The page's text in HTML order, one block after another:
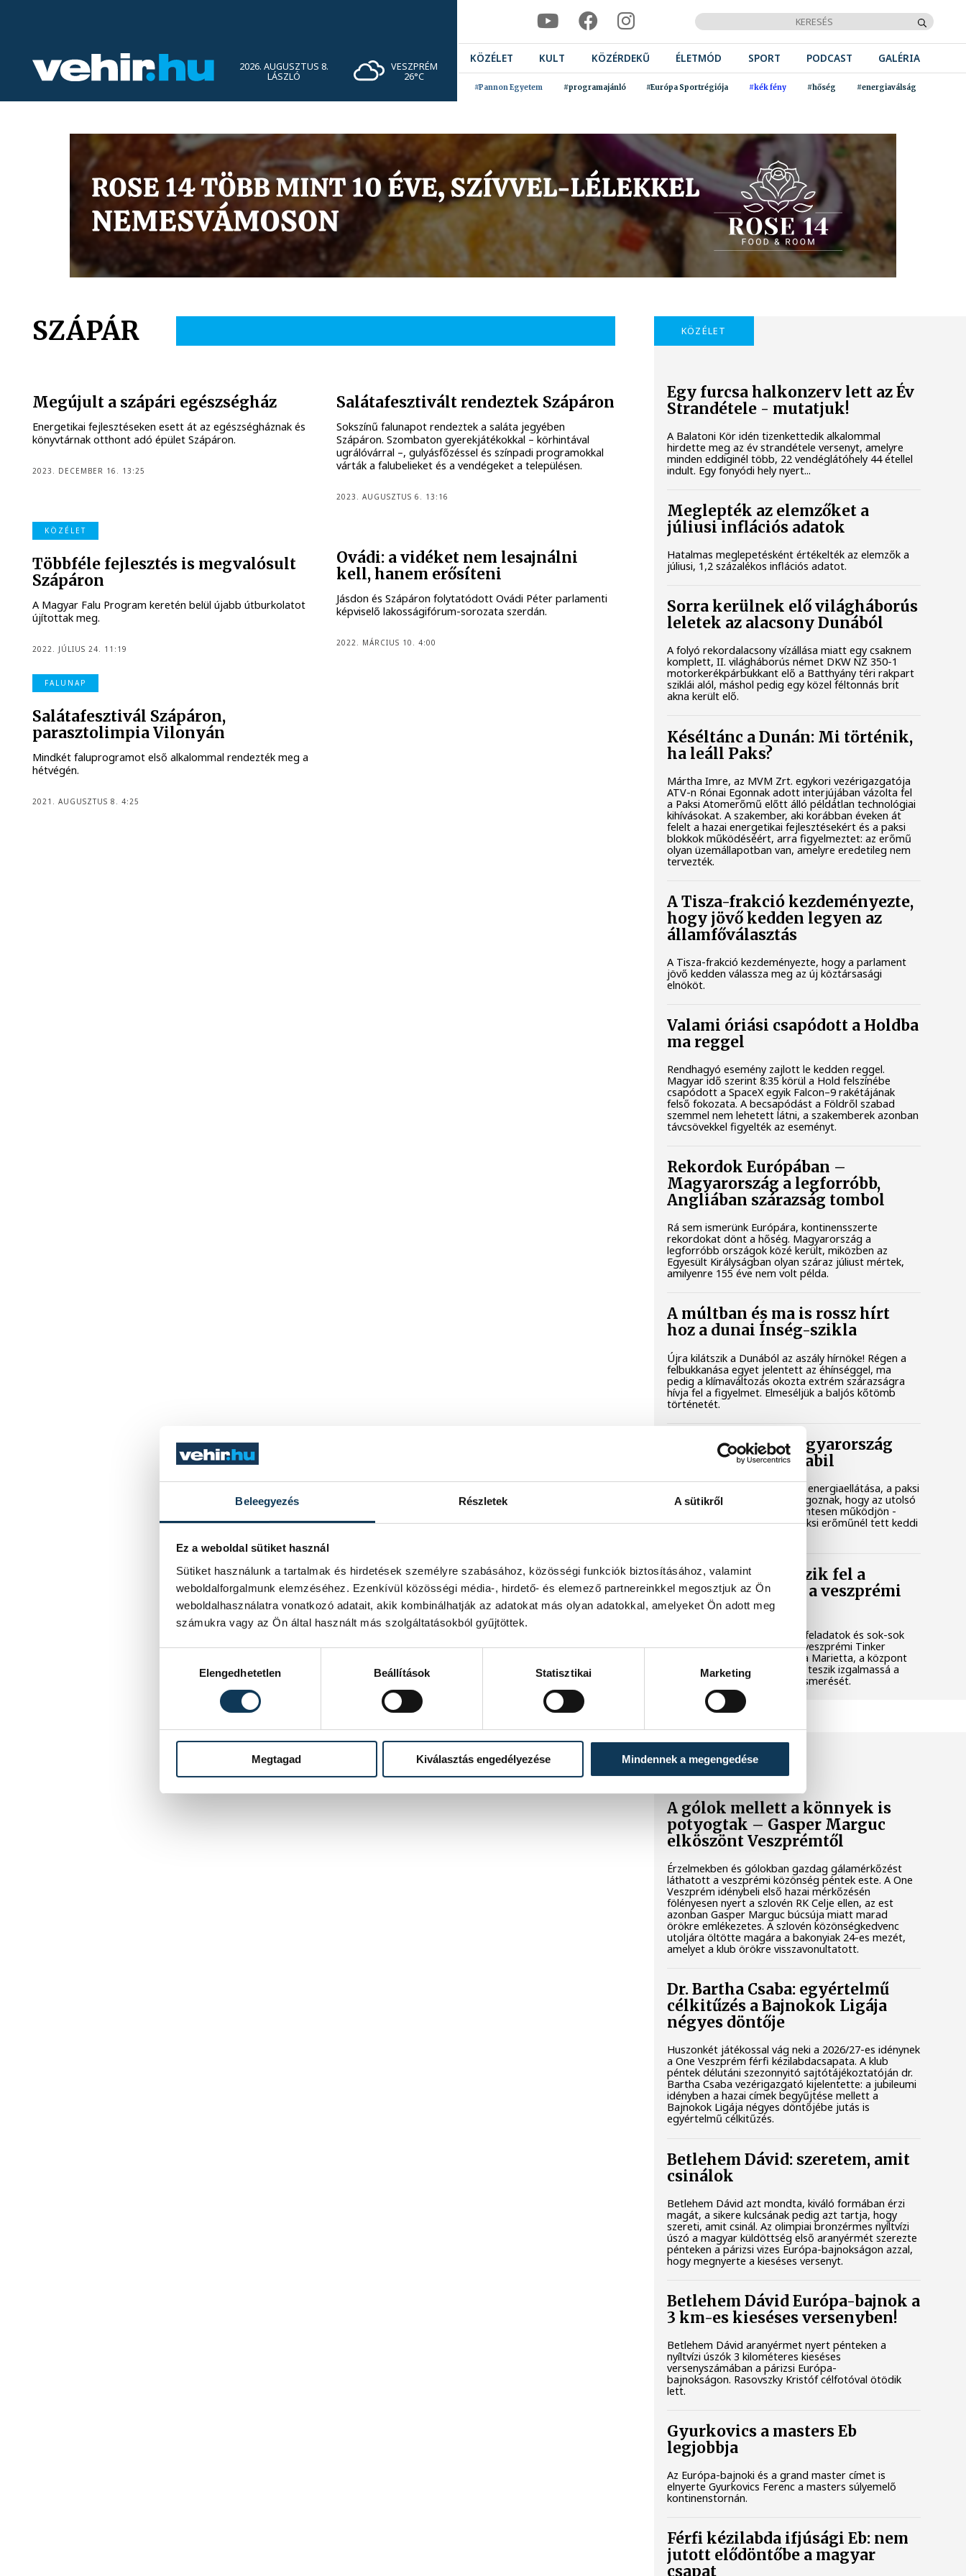
Beleegyezés Részletek A sütikről
Ez a weboldal sütiket használ
Sütiket használunk a tartalmak és hirdetések személyre szabásához, közösségi funkciók biztosításához, valamint
weboldalforgalmunk elemzéséhez. Ezenkívül közösségi média-, hirdető- és elemező partnereinkkel megosztjuk az Ön
weboldalhasználatra vonatkozó adatait, akik kombinálhatják az adatokat más olyan adatokkal, amelyeket Ön adott meg
számukra vagy az Ön által használt más szolgáltatásokból gyűjtöttek.
Elengedhetetlen
Beállítások Statisztikai Marketing
Megtagad Kiválasztás engedélyezése Mindennek a megengedése
2026. AUGUSZTUS 8.
LÁSZLÓ
VESZPRÉM
26°C
KÖZÉLET KULT KÖZÉRDEKŰ ÉLETMÓD SPORT PODCAST GALÉRIA
#Pannon Egyetem #programajánló #Európa Sportrégiója #kék fény #hőség #energiaválság
SZÁPÁR
Megújult a szápári egészségház
Energetikai fejlesztéseken esett át az egészségháznak és
könyvtárnak otthont adó épület Szápáron.
2023. DECEMBER 16. 13:25
Salátafesztivált rendeztek Szápáron
Sokszínű falunapot rendeztek a saláta jegyében
Szápáron. Szombaton gyerekjátékokkal – körhintával
ugrálóvárral –, gulyásfőzéssel és színpadi programokkal
várták a falubelieket és a vendégeket a településen.
2023. AUGUSZTUS 6. 13:16
KÖZÉLET
Többféle fejlesztés is megvalósult
Szápáron
A Magyar Falu Program keretén belül újabb útburkolatot
újítottak meg.
2022. JÚLIUS 24. 11:19
Ovádi: a vidéket nem lesajnálni
kell, hanem erősíteni
Jásdon és Szápáron folytatódott Ovádi Péter parlamenti
képviselő lakosságifórum-sorozata szerdán.
2022. MÁRCIUS 10. 4:00
FALUNAP
Salátafesztivál Szápáron,
parasztolimpia Vilonyán
Mindkét faluprogramot első alkalommal rendezték meg a
hétvégén.
2021. AUGUSZTUS 8. 4:25
KÖZÉLET
Egy furcsa halkonzerv lett az Év
Strandétele - mutatjuk!
A Balatoni Kör idén tizenkettedik alkalommal
hirdette meg az év strandétele versenyt, amelyre
minden eddiginél több, 22 vendéglátóhely 44 étellel
indult. Egy fonyódi hely nyert...
Meglepték az elemzőket a
júliusi inflációs adatok
Hatalmas meglepetésként értékelték az elemzők a
júliusi, 1,2 százalékos inflációs adatot.
Sorra kerülnek elő világháborús
leletek az alacsony Dunából
A folyó rekordalacsony vízállása miatt egy csaknem
komplett, II. világháborús német DKW NZ 350-1
motorkerékpárbukkant elő a Batthyány téri rakpart
sziklái alól, máshol pedig egy közel féltonnás brit
akna került elő.
Késéltánc a Dunán: Mi történik,
ha leáll Paks?
Mártha Imre, az MVM Zrt. egykori vezérigazgatója
ATV-n Rónai Egonnak adott interjújában vázolta fel
a Paksi Atomerőmű előtt álló példátlan technológiai
kihívásokat. A szakember, aki korábban éveken át
felelt a hazai energetikai fejlesztésekért és a paksi
blokkok működéséért, arra figyelmeztet: az erőmű
olyan üzemállapotban van, amelyre eredetileg nem
tervezték.
A Tisza-frakció kezdeményezte,
hogy jövő kedden legyen az
államfőválasztás
A Tisza-frakció kezdeményezte, hogy a parlament
jövő kedden válassza meg az új köztársasági
elnököt.
Valami óriási csapódott a Holdba
ma reggel
Rendhagyó esemény zajlott le kedden reggel.
Magyar idő szerint 8:35 körül a Hold felszínébe
csapódott a SpaceX egyik Falcon–9 rakétájának
felső fokozata. A becsapódást a Földről szabad
szemmel nem lehetett látni, a szakemberek azonban
távcsövekkel figyelték az eseményt.
Rekordok Európában –
Magyarország a legforróbb,
Angliában szárazság tombol
Rá sem ismerünk Európára, kontinensszerte
rekordokat dönt a hőség. Magyarország a
legforróbb országok közé került, miközben az
Egyesült Királyságban olyan száraz júliust mértek,
amilyenre 155 éve nem volt példa.
A múltban és ma is rossz hírt
hoz a dunai Ínség-szikla
Újra kilátszik a Dunából az aszály hírnöke! Régen a
felbukkanása egyet jelentett az éhínséggel, ma
pedig a klímaváltozás okozta extrém szárazságra
hívja fel a figyelmet. Elmeséljük a baljós kőtömb
történetét.
Magyar Péter: Magyarország
energiaellátása stabil
Jelenleg stabil Magyarország energiaellátása, a paksi
erőmű munkatársai azon dolgoznak, hogy az utolsó
még termelő turbina hibamentesen működjön -
közölte a miniszterelnök a paksi erőműnél tett keddi
Játék közben fedezik fel a
tudomány világát a veszprémi
gyerekek
Látványos kísérletek, kreatív feladatok és sok-sok
élmény várja a gyerekeket a veszprémi Tinker
Labsben. Videónkban Balassa Marietta, a központ
vezetője mutatja be, hogyan teszik izgalmassá a
természettudományok megismerését.
A gólok mellett a könnyek is
potyogtak – Gasper Marguc
elköszönt Veszprémtől
Érzelmekben és gólokban gazdag gálamérkőzést
láthatott a veszprémi közönség péntek este. A One
Veszprém idénybeli első hazai mérkőzésén
fölényesen nyert a szlovén RK Celje ellen, az est
azonban Gasper Marguc búcsúja miatt marad
örökre emlékezetes. A szlovén közönségkedvenc
utoljára öltötte magára a bakonyiak 24-es mezét,
amelyet a klub örökre visszavonultatott.
Dr. Bartha Csaba: egyértelmű
célkitűzés a Bajnokok Ligája
négyes döntője
Huszonkét játékossal vág neki a 2026/27-es idénynek
a One Veszprém férfi kézilabdacsapata. A klub
péntek délutáni szezonnyitó sajtótájékoztatóján dr.
Bartha Csaba vezérigazgató kijelentette: a jubileumi
idényben a hazai címek begyűjtése mellett a
Bajnokok Ligája négyes döntőjébe jutás is
egyértelmű célkitűzés.
Betlehem Dávid: szeretem, amit
csinálok
Betlehem Dávid azt mondta, kiváló formában érzi
magát, a sikere kulcsának pedig azt tartja, hogy
szereti, amit csinál. Az olimpiai bronzérmes nyíltvízi
úszó a magyar küldöttség első aranyérmét szerezte
pénteken a párizsi vizes Európa-bajnokságon azzal,
hogy megnyerte a kieséses versenyt.
Betlehem Dávid Európa-bajnok a
3 km-es kieséses versenyben!
Betlehem Dávid aranyérmet nyert pénteken a
nyíltvízi úszók 3 kilométeres kieséses
versenyszámában a párizsi Európa-
bajnokságon. Rasovszky Kristóf célfotóval ötödik
lett.
Gyurkovics a masters Eb
legjobbja
Az Európa-bajnoki és a grand master címet is
elnyerte Gyurkovics Ferenc a masters súlyemelő
kontinenstornán.
Férfi kézilabda ifjúsági Eb: nem
jutott elődöntőbe a magyar
csapat